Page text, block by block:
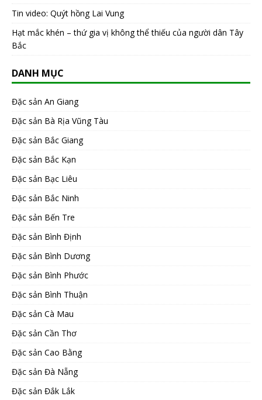
Tin video: Quýt hồng Lai Vung
Hạt mắc khén – thứ gia vị không thể thiếu của người dân Tây
Bắc
DANH MỤC
Đặc sản An Giang
Đặc sản Bà Rịa Vũng Tàu
Đặc sản Bắc Giang
Đặc sản Bắc Kạn
Đặc sản Bạc Liêu
Đặc sản Bắc Ninh
Đặc sản Bến Tre
Đặc sản Bình Định
Đặc sản Bình Dương
Đặc sản Bình Phước
Đặc sản Bình Thuận
Đặc sản Cà Mau
Đặc sản Cần Thơ
Đặc sản Cao Bằng
Đặc sản Đà Nẵng
Đặc sản Đắk Lắk